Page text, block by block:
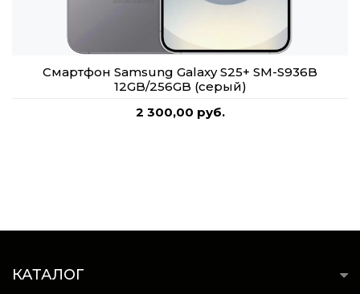
Смартфон Samsung Galaxy S25+ SM-S936B
12GB/256GB (серый)
2 300,00 руб.
КАТАЛОГ